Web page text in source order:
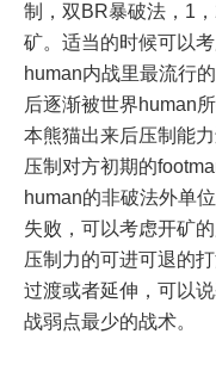
制，双BR暴破法，1
矿。适当的时候可以
human内战里最流行
后逐渐被世界human
本熊猫出来后压制能
压制对方初期的
human的非破法外单
失败，可以考虑开矿
压制力的可进可退的
过渡或者延伸，可以
战弱点最少的战术。